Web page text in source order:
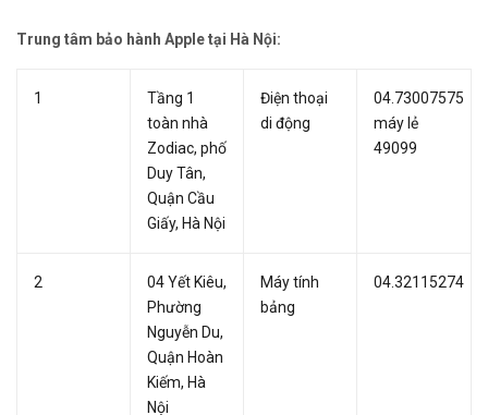
Trung tâm bảo hành Apple tại Hà Nội:
1
Tầng 1
toàn nhà
Zodiac, phố
Duy Tân,
Quận Cầu
Giấy, Hà Nội
Điện thoại
di động
04.73007575
máy lẻ
49099
2
04 Yết Kiêu,
Phường
Nguyễn Du,
Quận Hoàn
Kiếm, Hà
Nội
Máy tính
bảng
04.32115274